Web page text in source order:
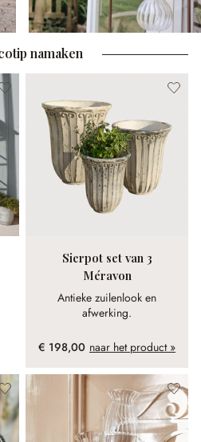
namaken
Sierpot set van 3
Méravon
Antieke zuilenlook en
afwerking.
€ 198,00 naar het product »